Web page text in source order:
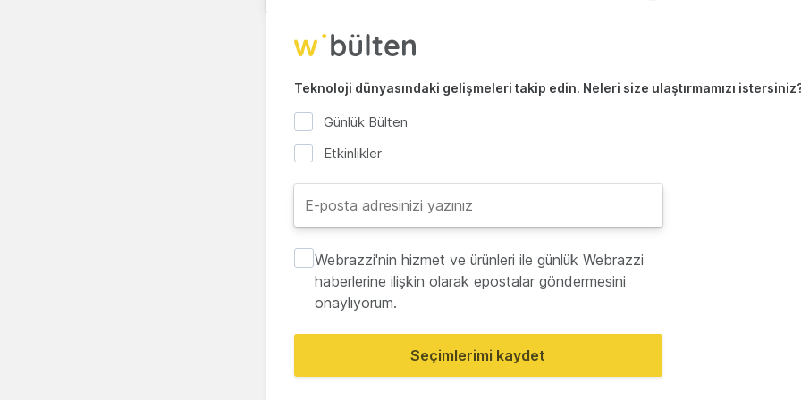
Teknoloji dünyasındaki gelişmeleri takip edin. Neleri size ulaştırmamızı
Günlük Bülten
Etkinlikler
Webrazzi'nin hizmet ve ürünleri ile günlük Webrazzi
haberlerine ilişkin olarak epostalar göndermesini
onaylıyorum.
Seçimlerimi kaydet